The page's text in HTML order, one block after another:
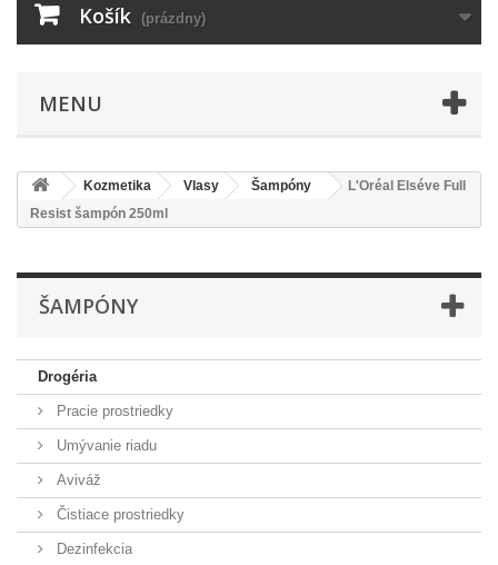
Košík (prázdny)
MENU
Kozmetika Vlasy Šampóny
L'Oréal Elséve Full
Resist šampón 250ml
ŠAMPÓNY
Drogéria
Pracie prostriedky
Umývanie riadu
Aviváž
Čistiace prostriedky
Dezinfekcia